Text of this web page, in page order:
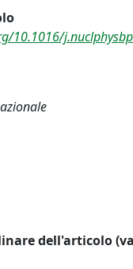
10.1016/
dell'articolo